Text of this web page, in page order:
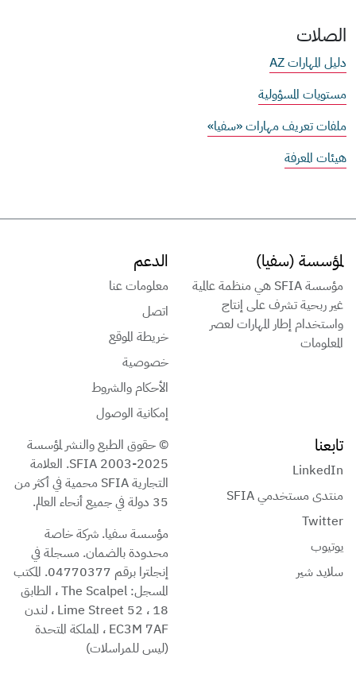
الصلات
دليل المهارات AZ
مستويات المسؤولية
ملفات تعريف مهارات «سفيا»
هيئات المعرفة
لمؤسسة (سفيا)
مؤسسة SFIA هي منظمة عالمية
غير ربحية تشرف على إنتاج
واستخدام إطار المهارات لعصر
المعلومات
الدعم
معلومات عنا
اتصل
خريطة الموقع
خصوصية
الأحكام والشروط
إمكانية الوصول
تابعنا
LinkedIn
منتدى مستخدمي SFIA
Twitter
يوتيوب
سلايد شير
© حقوق الطبع والنشر لمؤسسة
SFIA 2003-2025. العلامة
التجارية SFIA محمية في أكثر من
35 دولة في جميع أنحاء العالم.
مؤسسة سفيا. شركة خاصة
محدودة بالضمان. مسجلة في
إنجلترا برقم 04770377. المكتب
المسجل: The Scalpel ، الطابق
18 ، 52 Lime Street ، لندن
EC3M 7AF ، المملكة المتحدة
(ليس للمراسلات)